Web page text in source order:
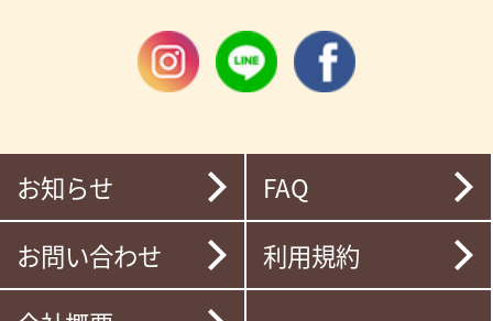
お知らせ
お問い合わせ
FAQ
利用規約